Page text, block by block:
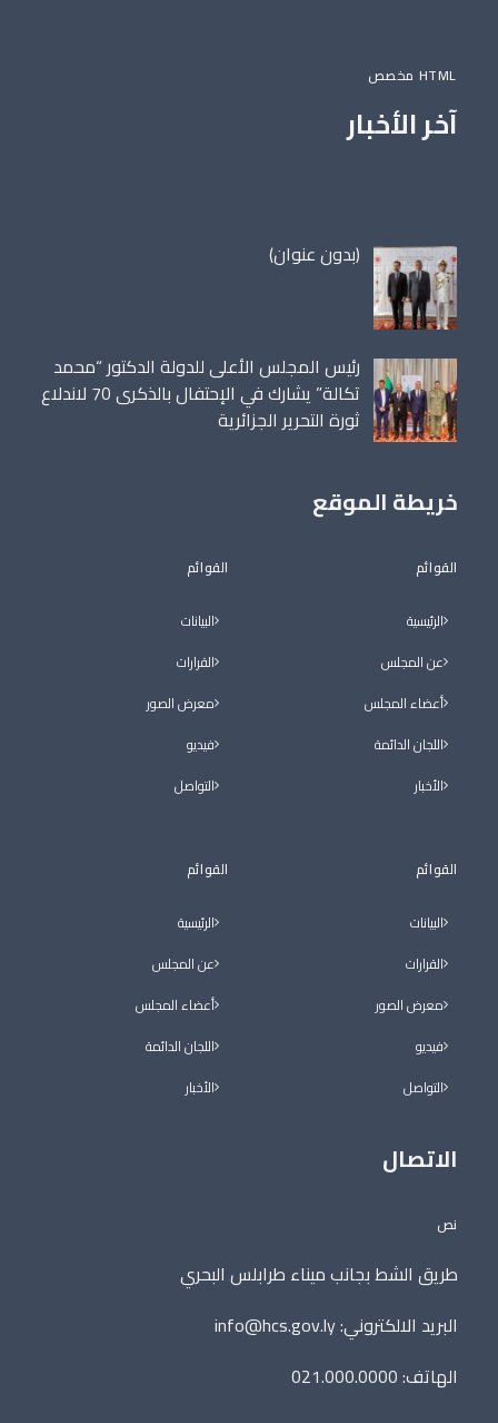
HTML مخصص
آخر الأخبار
(بدون عنوان)مقالة
رئيس المجلس الأعلى للدولة الدكتور “محمد
تكالة” يشارك في الإحتفال بالذكرى 70 لاندلاع
ثورة التحرير الجزائرية
خريطة الموقع
القوائم
الرئيسية
عن المجلس
أعضاء المجلس
اللجان الدائمة
الأخبار
القوائم
البيانات
القرارات
معرض الصور
فيديو
التواصل
القوائم
البيانات
القرارات
معرض الصور
فيديو
التواصل
القوائم
الرئيسية
عن المجلس
أعضاء المجلس
اللجان الدائمة
الأخبار
الاتصال
نص
طريق الشط بجانب ميناء طرابلس البحري
البريد الالكتروني:info@hcs.gov.ly
الهاتف: 021.000.0000